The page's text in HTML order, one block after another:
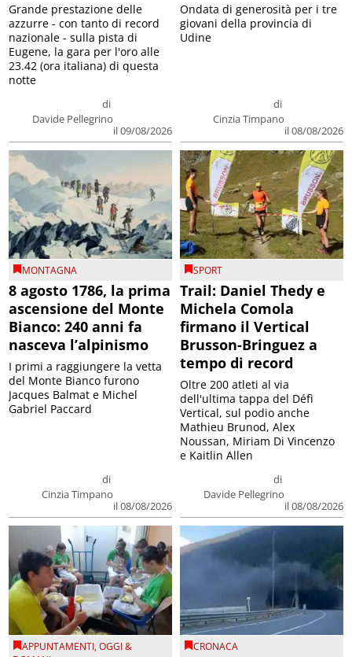
di
Davide Pellegrino
il 09/08/2026
Grande prestazione delle
azzurre - con tanto di record
nazionale - sulla pista di
Eugene, la gara per l'oro alle
23.42 (ora italiana) di questa
notte
di
Cinzia Timpano
il 08/08/2026
Ondata di generosità per i tre
giovani della provincia di
Udine
MONTAGNA
8 agosto 1786, la prima
ascensione del Monte
Bianco: 240 anni fa
nasceva l’alpinismo
di
Cinzia Timpano
il 08/08/2026
I primi a raggiungere la vetta
del Monte Bianco furono
Jacques Balmat e Michel
Gabriel Paccard
SPORT
Trail: Daniel Thedy e
Michela Comola
firmano il Vertical
Brusson-Bringuez a
tempo di record
di
Davide Pellegrino
il 08/08/2026
Oltre 200 atleti al via
dell'ultima tappa del Défì
Vertical, sul podio anche
Mathieu Brunod, Alex
Noussan, Miriam Di Vincenzo
e Kaitlin Allen
APPUNTAMENTI,OGGI &
CRONACA